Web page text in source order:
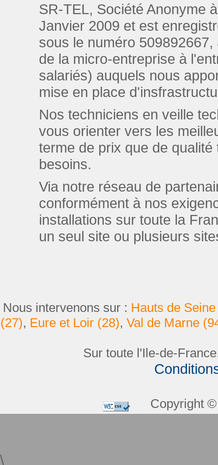
SR-TEL, Société Anonyme
Janvier 2009 et est
sous le numéro
de la micro-entreprise à
salariés) auquels nous
mise en place
Nos techniciens en veille
vous orienter vers les
terme de prix que de
besoins.
Via notre réseau de
conformément à nos
installations sur toute la
un seul site ou plusieurs
Nous intervenons sur : Hauts de
(27), Eure et Loir (28), Val de Marne
Sur toute l'Ile-de-
Copyright
\